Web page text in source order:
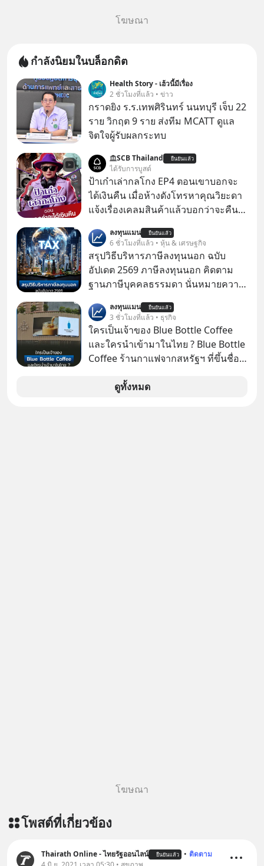
โฆษณา
กำลังนิยมในบล็อกดิต
Health Story - เฮ้วนี้มีเรื่อง
2 ชั่วโมงที่แล้ว • ข่าว
กราดยิง ร.ร.เทพศิรินทร์ นนทบุรี เจ็บ 22
ราย วิกฤต 9 ราย ส่งทีม MCATT ดูแล
จิตใจผู้รับผลกระทบ
SCB Thailand ยืนยันแล้ว
ได้รับการบูสต์
ป้าเก๋าเล่ากลโกง EP4 ตอนเขาบอกจะ
ได้เงินคืน เมื่อห้างดังโทรหาคุณวิยะดา
แจ้งเรื่องเคลมสินค้าแล้วบอกว่าจะคืน
เรื่องจ้อจี้ หาคำตอบได้ที่ “ป้าเก๋าเล่ากล
โกง” EP4 ตอน “เขาบอกว่าจะได้เงิน
คืน” #ป้าเก๋าเล่ากลโกง #แก้เกมกลโกง
#อยู่อย่างยั่งยืน #Cybersecurity #เตือน
ภัยออนไลน์
ลงทุนแมน ยืนยันแล้ว
6 ชั่วโมงที่แล้ว • หุ้น & เศรษฐกิจ
สรุปวิธีบริหารภาษีลงทุนนอก ฉบับ
อัปเดต 2569 ภาษีลงทุนนอก คิดตาม
ฐานภาษีบุคคลธรรมดา นั่นหมายความ
ลงทุนแมน ยืนยันแล้ว
3 ชั่วโมงที่แล้ว • ธุรกิจ
ใครเป็นเจ้าของ Blue Bottle Coffee
และใครนำเข้ามาในไทย ? Blue Bottle
Coffee ร้านกาแฟจากสหรัฐฯ ที่ขึ้นชื่อ
แรกในประเทศไทย ที่ Central Park
ดูทั้งหมด
โฆษณา
โพสต์ที่เกี่ยวข้อง
Thairath Online - ไทยรัฐออนไลน์ ยืนยันแล้ว • ติดตาม